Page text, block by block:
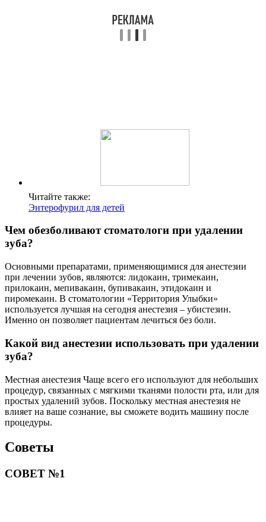
Читайте также:
Энтерофурил для детей
Чем обезболивают стоматологи при удалении
зуба?
Основными препаратами, применяющимися для анестезии
при лечении зубов, являются: лидокаин, тримекаин,
прилокаин, мепивакаин, бупивакаин, этидокаин и
пиромекаин. В стоматологии «Территория Улыбки»
используется лучшая на сегодня анестезия – убистезин.
Именно он позволяет пациентам лечиться без боли.
Какой вид анестезии использовать при удалении
зуба?
Местная анестезия Чаще всего его используют для небольших
процедур, связанных с мягкими тканями полости рта, или для
простых удалений зубов. Поскольку местная анестезия не
влияет на ваше сознание, вы сможете водить машину после
процедуры.
Советы
СОВЕТ №1